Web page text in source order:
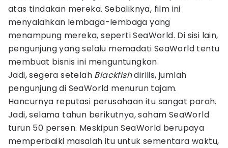
atas tindakan mereka. Sebaliknya, film ini
menyalahkan lembaga-lembaga yang
menampung mereka, seperti SeaWorld. Di sisi lain,
pengunjung yang selalu memadati SeaWorld tentu
membuat bisnis ini menguntungkan.
Jadi, segera setelah Blackfishdirilis, jumlah
pengunjung di SeaWorld menurun tajam.
Hancurnya reputasi perusahaan itu sangat parah.
Jadi, selama tahun berikutnya, saham SeaWorld
turun 50 persen. Meskipun SeaWorld berupaya
memperbaiki masalah itu untuk sementara waktu,